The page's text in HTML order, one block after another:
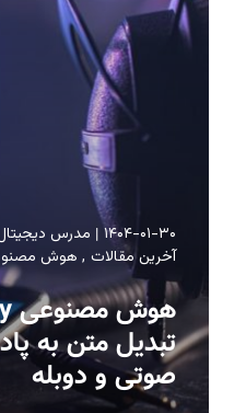
۱۴۰۴-۰۱-۳۰
مدرس
آخرین مقالات
هوش
تبدیل متن به
صوتی و دوبله